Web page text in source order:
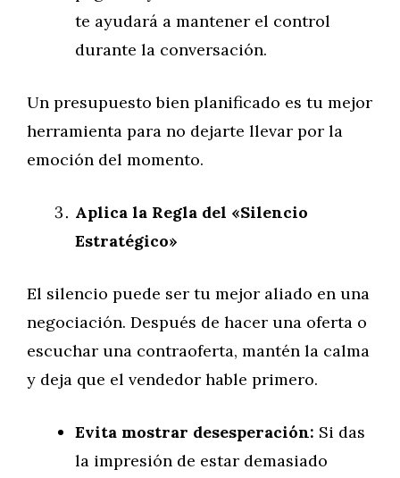
te ayudará a mantener el control
durante la conversación.
Un presupuesto bien planificado es tu mejor
herramienta para no dejarte llevar por la
emoción del momento.
Aplica la Regla del «Silencio
Estratégico»
El silencio puede ser tu mejor aliado en una
negociación. Después de hacer una oferta o
escuchar una contraoferta, mantén la calma
y deja que el vendedor hable primero.
Evita mostrar desesperación: Si das
la impresión de estar demasiado